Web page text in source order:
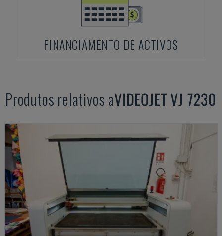
FINANCIAMENTO DE ACTIVOS
Produtos relativos aVIDEOJET VJ 7230